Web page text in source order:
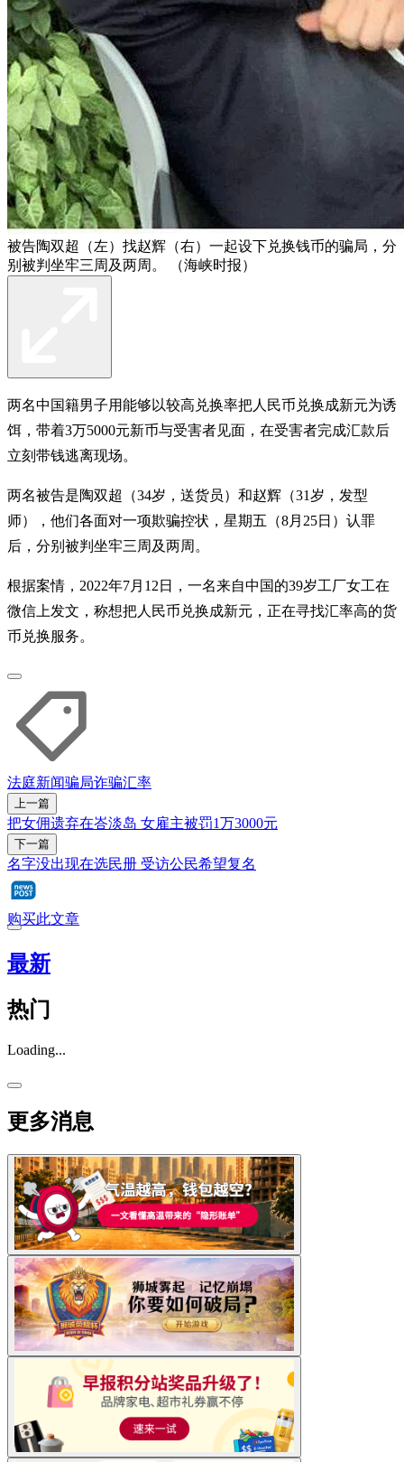
被告陶双超（左）找赵辉（右）一起设下兑换钱币的骗局，分
别被判坐牢三周及两周。 （海峡时报）
两名中国籍男子用能够以较高兑换率把人民币兑换成新元为诱
饵，带着3万5000元新币与受害者见面，在受害者完成汇款后
立刻带钱逃离现场。
两名被告是陶双超（34岁，送货员）和赵辉（31岁，发型
师），他们各面对一项欺骗控状，星期五（8月25日）认罪
后，分别被判坐牢三周及两周。
根据案情，2022年7月12日，一名来自中国的39岁工厂女工在
微信上发文，称想把人民币兑换成新元，正在寻找汇率高的货
币兑换服务。
法庭新闻骗局诈骗汇率
上一篇
把女佣遗弃在峇淡岛 女雇主被罚1万3000元
下一篇
名字没出现在选民册 受访公民希望复名
购买此文章
最新
热门
Loading...
更多消息